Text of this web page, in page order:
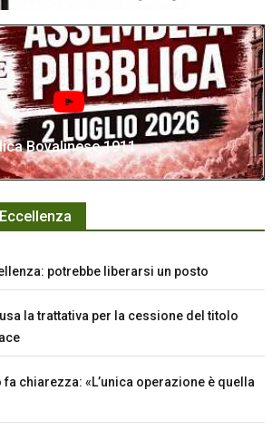
Bovalinese 1911
potrebbe liberarsi un posto
la trattativa per la cessione del titolo
fa chiarezza: «L’unica operazione è quella